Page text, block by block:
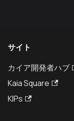
サイト
カイア開発者ハブ
Kaia Square
KIPs